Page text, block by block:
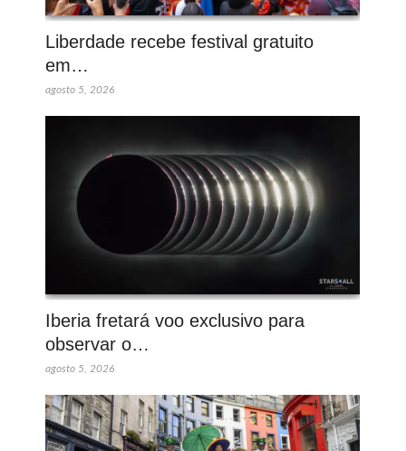
Liberdade recebe festival gratuito
em…
agosto 5, 2026
Iberia fretará voo exclusivo para
observar o…
agosto 5, 2026